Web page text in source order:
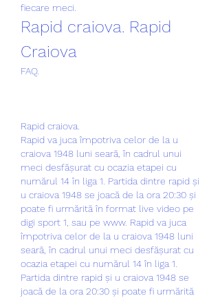
fiecare meci.
Rapid craiova. Rapid
Craiova
FAQ.
Rapid craiova.
Rapid va juca împotriva celor de la u
craiova 1948 luni seară, în cadrul unui
meci desfășurat cu ocazia etapei cu
numărul 14 în liga 1. Partida dintre rapid și
u craiova 1948 se joacă de la ora 20:30 și
poate fi urmărită în format live video pe
digi sport 1, sau pe www. Rapid va juca
împotriva celor de la u craiova 1948 luni
seară, în cadrul unui meci desfășurat cu
ocazia etapei cu numărul 14 în liga 1.
Partida dintre rapid și u craiova 1948 se
joacă de la ora 20:30 și poate fi urmărită